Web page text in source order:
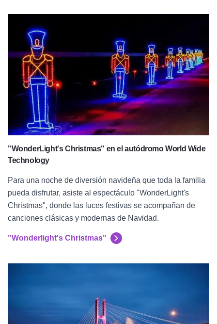
"WonderLight's Christmas" en el autódromo World Wide
Technology
Para una noche de diversión navideña que toda la familia
pueda disfrutar, asiste al espectáculo "WonderLight's
Christmas", donde las luces festivas se acompañan de
canciones clásicas y modernas de Navidad.
"Wonderlight's Christmas"